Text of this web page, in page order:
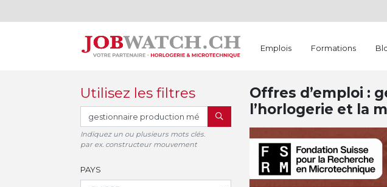
Emplois Formations
Utilisez les filtres
RECHERCHER
Indiquez un ou plusieurs mots clés.
par ex. constructeur mouvement
PAYS
Offres d’emploi :
l’horlogerie et la